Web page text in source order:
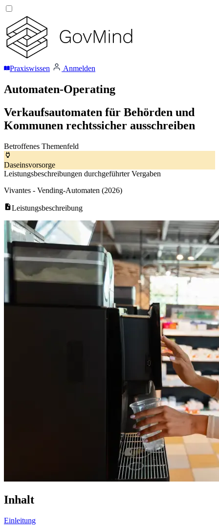
Praxiswissen Anmelden
Automaten-Operating
Verkaufsautomaten für Behörden und
Kommunen rechtssicher ausschreiben
Betroffenes Themenfeld
Daseinsvorsorge
Leistungsbeschreibungen durchgeführter Vergaben
Vivantes - Vending-Automaten (2026)
Leistungsbeschreibung
Inhalt
Einleitung